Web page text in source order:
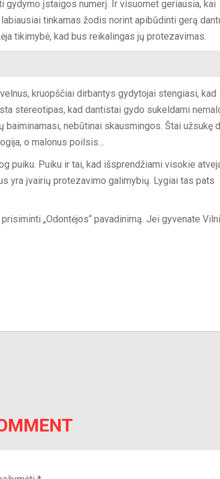
gydymo įstaigos numerį. Ir visuomet geriausia, kai
tinkamas žodis norint apibūdinti gerą
tikimybė, kad bus reikalingas jų protezavimas.
kruopščiai dirbantys gydytojai stengiasi, kad
stereotipas, kad dantistai gydo sukeldami
nebūtinai skausmingos. Štai užsukę
o malonus poilsis…
puiku. Puiku ir tai, kad išsprendžiami visokie
yra įvairių protezavimo galimybių. Lygiai tas pats
„Odontėjos“ pavadinimą. Jei gyvenate